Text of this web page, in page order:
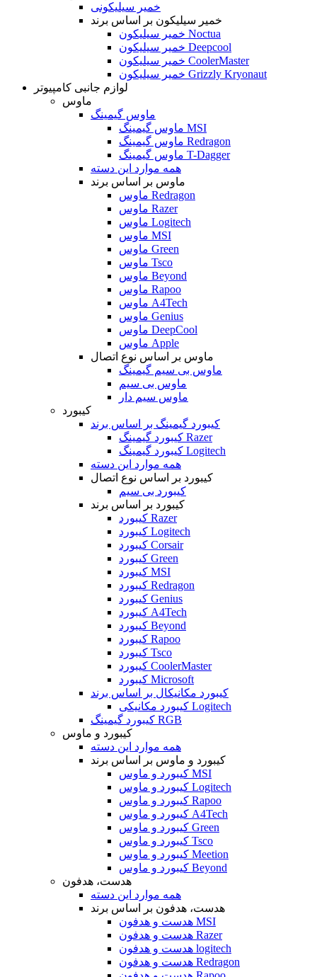
خمیر سیلیکونی
خمیر سیلیکون بر اساس برند
خمیر سیلیکون Noctua
خمیر سیلیکون Deepcool
خمیر سیلیکون CoolerMaster
خمیر سیلیکون Grizzly Kryonaut
لوازم جانبی کامپیوتر
ماوس
ماوس گیمینگ
ماوس گیمینگ MSI
ماوس گیمینگ Redragon
ماوس گیمینگ T-Dagger
همه موارد این دسته
ماوس بر اساس برند
ماوس Redragon
ماوس Razer
ماوس Logitech
ماوس MSI
ماوس Green
ماوس Tsco
ماوس Beyond
ماوس Rapoo
ماوس A4Tech
ماوس Genius
ماوس DeepCool
ماوس Apple
ماوس بر اساس نوع اتصال
ماوس بی سیم گیمینگ
ماوس بی سیم
ماوس سیم دار
کیبورد
کیبورد گیمینگ بر اساس برند
کیبورد گیمینگ Razer
کیبورد گیمینگ Logitech
همه موارد این دسته
کیبورد بر اساس نوع اتصال
کیبورد بی سیم
کیبورد بر اساس برند
کیبورد Razer
کیبورد Logitech
کیبورد Corsair
کیبورد Green
کیبورد MSI
کیبورد Redragon
کیبورد Genius
کیبورد A4Tech
کیبورد Beyond
کیبورد Rapoo
کیبورد Tsco
کیبورد CoolerMaster
کیبورد Microsoft
کیبورد مکانیکال بر اساس برند
کیبورد مکانیکی Logitech
کیبورد گیمینگ RGB
کیبورد و ماوس
همه موارد این دسته
کیبورد و ماوس بر اساس برند
کیبورد و ماوس MSI
کیبورد و ماوس Logitech
کیبورد و ماوس Rapoo
کیبورد و ماوس A4Tech
کیبورد و ماوس Green
کیبورد و ماوس Tsco
کیبورد و ماوس Meetion
کیبورد و ماوس Beyond
هدست، هدفون
همه موارد این دسته
هدست، هدفون بر اساس برند
هدست و هدفون MSI
هدست و هدفون Razer
هدست و هدفون logitech
هدست و هدفون Redragon